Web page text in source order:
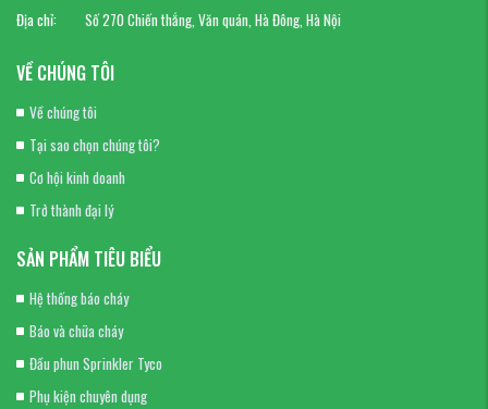
Địa chỉ:
Số 270 Chiến thắng, Văn quán, Hà Đông, Hà Nội
VỀ CHÚNG TÔI
Về chúng tôi
Tại sao chọn chúng tôi?
Cơ hội kinh doanh
Trở thành đại lý
SẢN PHẨM TIÊU BIỂU
Hệ thống báo cháy
Báo và chữa cháy
Đầu phun Sprinkler Tyco
Phụ kiện chuyên dụng